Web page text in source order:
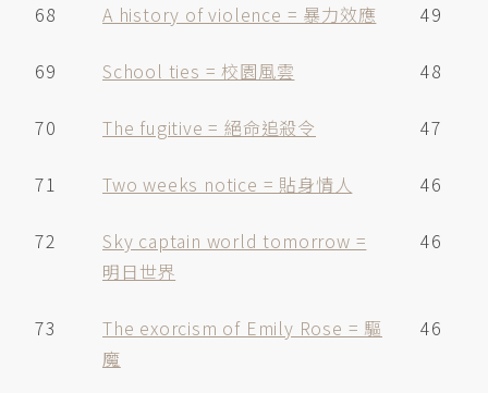
68 A history of violence = 暴力效應 49
69 School ties = 校園風雲 48
70 The fugitive = 絕命追殺令 47
71 Two weeks notice = 貼身情人 46
72
Sky captain world tomorrow =
明日世界
46
73
The exorcism of Emily Rose = 驅
魔
46